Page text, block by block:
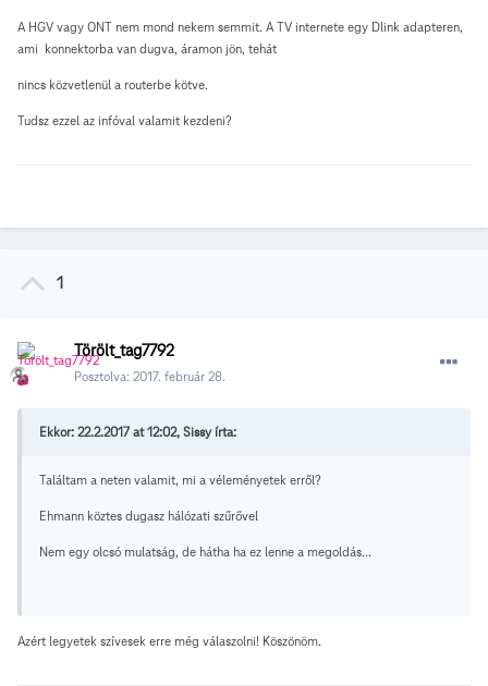
A HGV vagy ONT nem mond nekem semmit. A TV internete egy Dlink adapteren,
ami konnektorba van dugva, áramon jön, tehát
nincs közvetlenül a routerbe kötve.
Tudsz ezzel az infóval valamit kezdeni?
1
Törölt_tag7792
Posztolva: 2017. február 28.
Ekkor: 22.2.2017 at 12:02, Sissy írta:
Találtam a neten valamit, mi a véleményetek erről?
Ehmann köztes dugasz hálózati szűrővel
Nem egy olcsó mulatság, de hátha ha ez lenne a megoldás...
Azért legyetek szívesek erre még válaszolni! Köszönöm.